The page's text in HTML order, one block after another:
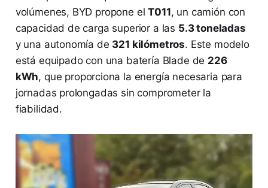
volúmenes, BYD propone elT011, un camión con
capacidad de carga superior a las 5.3 toneladas
y una autonomía de 321 kilómetros. Este modelo
está equipado con una batería Blade de 226
kWh, que proporciona la energía necesaria para
jornadas prolongadas sin comprometer la
fiabilidad.